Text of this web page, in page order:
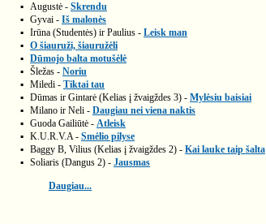
▪ Augustė - Skrendu
▪ Gyvai - Iš malonės
▪ Irūna (Studentės) ir Paulius - Leisk man
▪ O šiauruži, šiauružėli
▪ Dūmojo balta motušėlė
▪ Šležas - Noriu
▪ Miledi - Tiktai tau
▪ Dūmas ir Gintarė (Kelias į žvaigždes 3) - Mylėsiu baisiai
▪ Milano ir Neli - Daugiau nei viena naktis
▪ Guoda Gailiūtė - Atleisk
▪ K.U.R.V.A - Smėlio pilyse
▪ Baggy B, Vilius (Kelias į žvaigždes 2) - Kai lauke taip šalta
▪ Soliaris (Dangus 2) - Jausmas
Daugiau...